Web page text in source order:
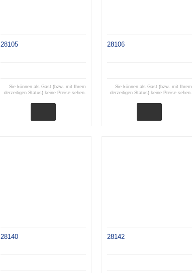
28105
Sie können als Gast (bzw. mit Ihrem
derzeitigen Status) keine Preise sehen.
28106
Sie können als Gast (bzw. mit Ihrem
derzeitigen Status) keine Preise sehen.
28140 28142